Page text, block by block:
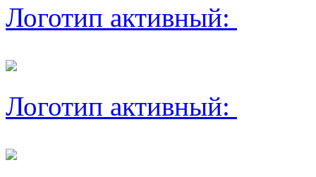
Логотип активный:
Логотип активный: